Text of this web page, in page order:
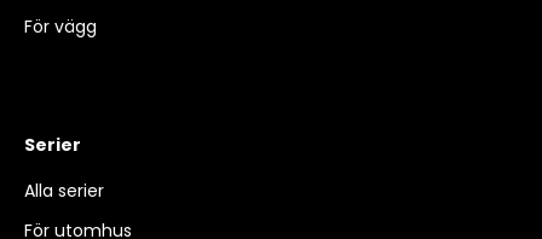
För vägg
Serier
Alla serier
För utomhus